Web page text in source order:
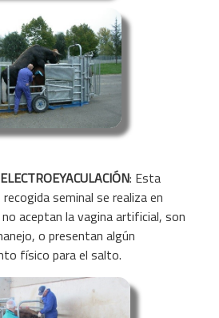
ELECTROEYACULACIÓN: Esta
seminal se realiza en
aceptan la vagina artificial, son
o presentan algún
físico para el salto.